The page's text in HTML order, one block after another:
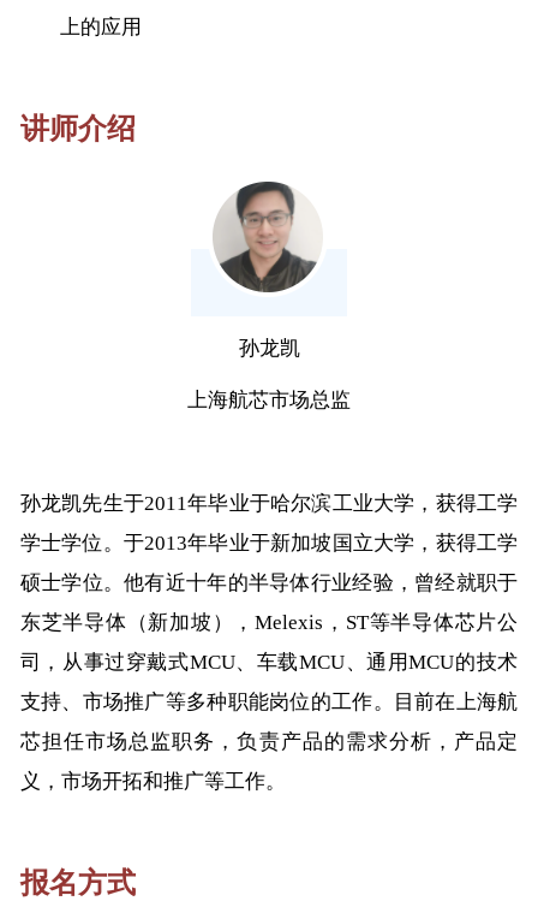
上的应用
讲师介绍
孙龙凯
上海航芯市场总监
孙龙凯先生于2011年毕业于哈尔滨工业大学，获得工学
学士学位。于2013年毕业于新加坡国立大学，获得工学
硕士学位。他有近十年的半导体行业经验，曾经就职于
东芝半导体（新加坡），Melexis，ST等半导体芯片公
司，从事过穿戴式MCU、车载MCU、通用MCU的技术
支持、市场推广等多种职能岗位的工作。目前在上海航
芯担任市场总监职务，负责产品的需求分析，产品定
义，市场开拓和推广等工作。
报名方式